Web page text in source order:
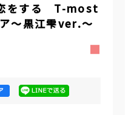
をする T-most
～黒江雫ver.～